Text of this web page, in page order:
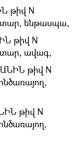
թիվ N
ենթասպա,
թիվ N
ավագ,
թիվ N
թիվ N